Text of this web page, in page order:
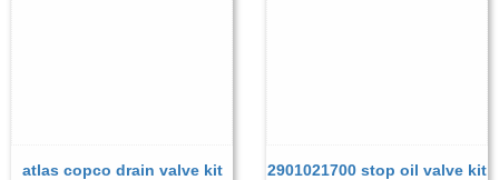
atlas copco drain valve kit 2901021700 stop oil valve kit